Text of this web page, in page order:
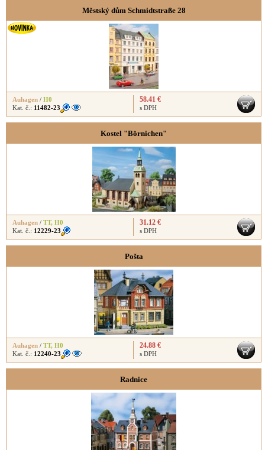
Městský dům Schmidtstraße 28
Auhagen / H0
Kat. č.: 11482-23
58.41 €
s DPH
Kostel "Börnichen"
Auhagen / TT, H0
Kat. č.: 12229-23
31.12 €
s DPH
Pošta
Auhagen / TT, H0
Kat. č.: 12240-23
24.88 €
s DPH
Radnice